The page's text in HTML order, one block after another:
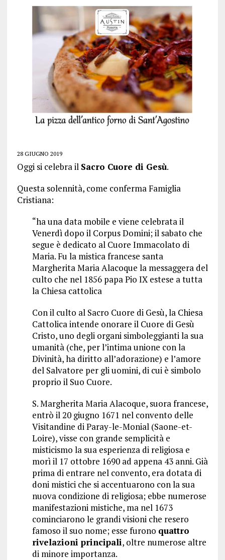
28 GIUGNO 2019
Oggi si celebra il Sacro Cuore di Gesù.
Questa solennità, come conferma Famiglia
Cristiana:
“ha una data mobile e viene celebrata il
Venerdì dopo il Corpus Domini; il sabato che
segue è dedicato al Cuore Immacolato di
Maria. Fu la mistica francese santa
Margherita Maria Alacoque la messaggera del
culto che nel 1856 papa Pio IX estese a tutta
la Chiesa cattolica
Con il culto al Sacro Cuore di Gesù, la Chiesa
Cattolica intende onorare il Cuore di Gesù
Cristo, uno degli organi simboleggianti la sua
umanità (che, per l’intima unione con la
Divinità, ha diritto all’adorazione) e l’amore
del Salvatore per gli uomini, di cui è simbolo
proprio il Suo Cuore.
S. Margherita Maria Alacoque, suora francese,
entrò il 20 giugno 1671 nel convento delle
Visitandine di Paray-le-Monial (Saone-et-
Loire), visse con grande semplicità e
misticismo la sua esperienza di religiosa e
morì il 17 ottobre 1690 ad appena 43 anni. Già
prima di entrare nel convento, era dotata di
doni mistici che si accentuarono con la sua
nuova condizione di religiosa; ebbe numerose
manifestazioni mistiche, ma nel 1673
cominciarono le grandi visioni che resero
famoso il suo nome; esse furono quattro
rivelazioni principali, oltre numerose altre
di minore importanza.